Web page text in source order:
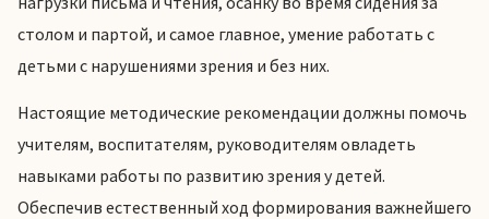
столом и партой, и самое главное, умение работать с
детьми с нарушениями зрения и без них.
Настоящие методические рекомендации должны помочь
учителям, воспитателям, руководителям овладеть
навыками работы по развитию зрения у детей.
Обеспечив естественный ход формирования важнейшего